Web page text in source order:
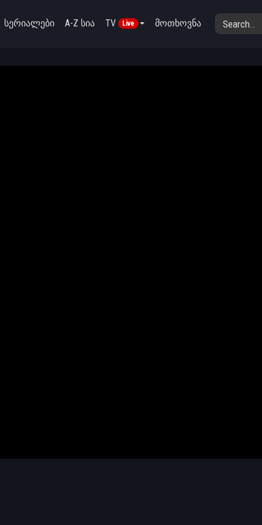
სერიალები A-Z სია TV Live მოთხოვნა